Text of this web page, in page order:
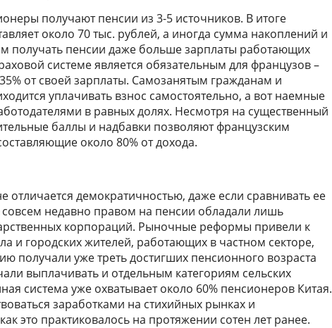
получают пенсии из 3-5 источников. В итоге
около 70 тыс. рублей, а иногда сумма накоплений и
получать пенсии даже больше зарплаты работающих
системе является обязательным для французов –
от своей зарплаты. Самозанятым гражданам и
уплачивать взнос самостоятельно, а вот наемные
в равных долях. Несмотря на существенный
баллы и надбавки позволяют французским
около 80% от дохода.
отличается демократичностью, даже если сравнивать ее
недавно правом на пенсии обладали лишь
корпораций. Рыночные реформы привели к
и городских жителей, работающих в частном секторе,
получали уже треть достигших пенсионного возраста
выплачивать и отдельным категориям сельских
система уже охватывает около 60% пенсионеров Китая.
заработками на стихийных рынках и
это практиковалось на протяжении сотен лет ранее.